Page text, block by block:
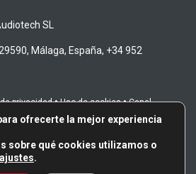
SL
Málaga, España, +34 952
privacidad•Uso de cookies•Canal
y condiciones de reparación
ofrecerte la mejor experiencia
sobre qué cookies utilizamos o
ajustes.